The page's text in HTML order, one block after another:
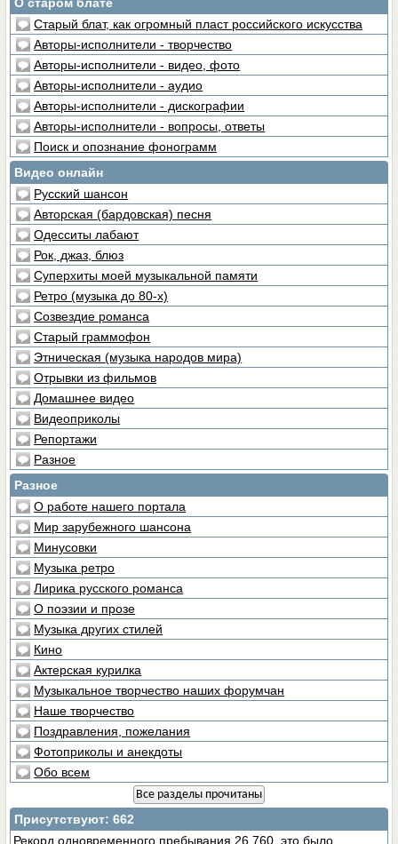
Старый блат, как огромный пласт российского искусства
Авторы-исполнители - творчество
Авторы-исполнители - видео, фото
Авторы-исполнители - аудио
Авторы-исполнители - дискографии
Авторы-исполнители - вопросы, ответы
Поиск и опознание фонограмм
Видео онлайн
Русский шансон
Авторская (бардовская) песня
Одесситы лабают
Рок, джаз, блюз
Суперхиты моей музыкальной памяти
Ретро (музыка до 80-х)
Созвездие романса
Старый граммофон
Этническая (музыка народов мира)
Отрывки из фильмов
Домашнее видео
Видеоприколы
Репортажи
Разное
Разное
О работе нашего портала
Мир зарубежного шансона
Минусовки
Музыка ретро
Лирика русского романса
О поэзии и прозе
Музыка других стилей
Кино
Актерская курилка
Музыкальное творчество наших форумчан
Наше творчество
Поздравления, пожелания
Фотоприколы и анекдоты
Обо всем
Все разделы прочитаны
Присутствуют: 662
Рекорд одновременного пребывания 26,760, это было